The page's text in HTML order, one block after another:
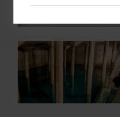
Show larger version for: